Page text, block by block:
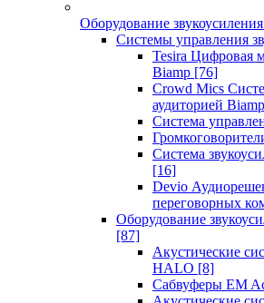
Оборудование звукоусиления
Системы управления
Tesira Цифровая
Biamp [76]
Crowd Mics
аудиторией Biamp
Система
Система
[16]
Devio
переговорных
Оборудование
[87]
Акустические
HALO [8]
Сабвуферы EM